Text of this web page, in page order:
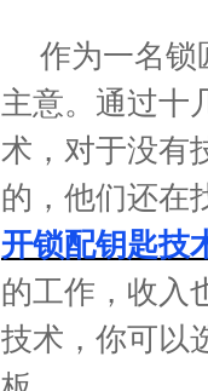
作为一名锁
主意。通过十
术，对于没有
的，他们还在
开锁配钥匙技
的工作，收入
技术，你可以